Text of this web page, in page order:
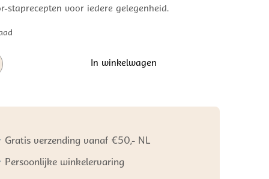
staprecepten voor iedere gelegenheid.
In winkelwagen
Gratis verzending vanaf €50,- NL
Persoonlijke winkelervaring